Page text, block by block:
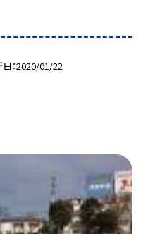
日 2020/01/22